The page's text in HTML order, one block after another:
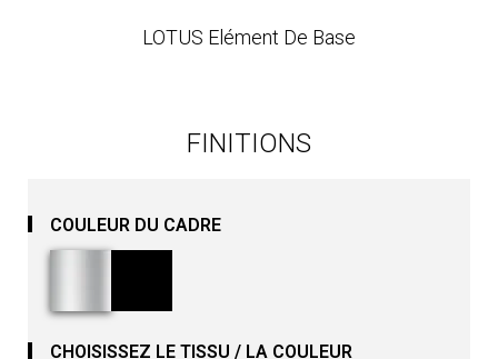
LOTUS Elément De Base
FINITIONS
COULEUR DU CADRE
CHOISISSEZ LE TISSU / LA COULEUR